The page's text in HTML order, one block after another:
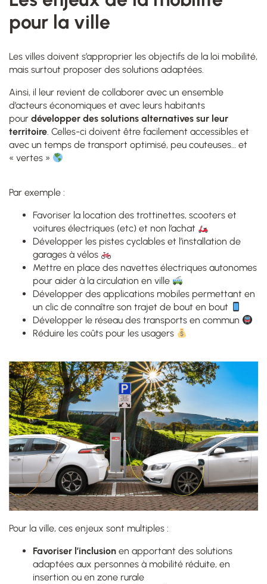
pour la ville
Les villes doivent s’approprier les objectifs de la loi mobilité,
mais surtout proposer des solutions adaptées.
Ainsi, il leur revient de collaborer avec un ensemble
d’acteurs économiques et avec leurs habitants
pour développer des solutions alternatives sur leur
territoire. Celles-ci doivent être facilement accessibles et
avec un temps de transport optimisé, peu couteuses… et
« vertes »
Par exemple :
Favoriser la location des trottinettes, scooters et
voitures électriques (etc) et non l’achat
Développer les pistes cyclables et l’installation de
garages à vélos
Mettre en place des navettes électriques autonomes
pour aider à la circulation en ville
Développer des applications mobiles permettant en
un clic de connaître son trajet de bout en bout
Développer le réseau des transports en commun
Réduire les coûts pour les usagers
Pour la ville, ces enjeux sont multiples :
Favoriser l’inclusion en apportant des solutions
adaptées aux personnes à mobilité réduite, en
insertion ou en zone rurale